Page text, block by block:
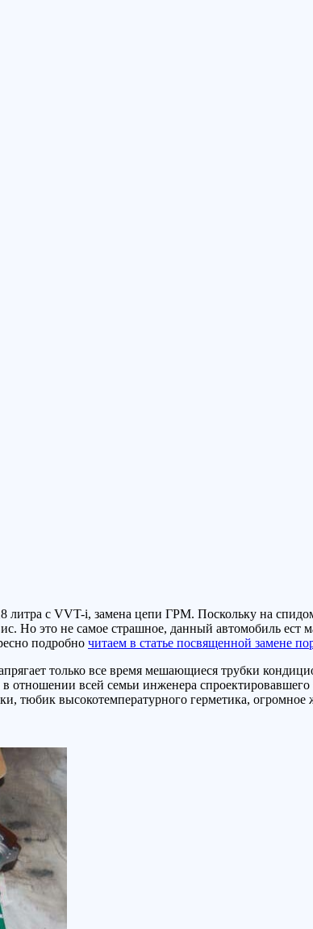
с VVT-i, замена цепи ГРМ. Поскольку на
Но это не самое страшное, данный автомобиль ест
подробно читаем в статье посвященной замене
только все время мешающиеся трубки
всей семьи инженера спроектировавшего
высокотемпературного герметика, огромное